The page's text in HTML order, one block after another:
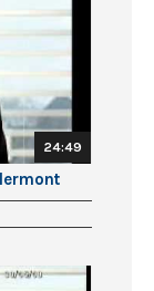
24:49